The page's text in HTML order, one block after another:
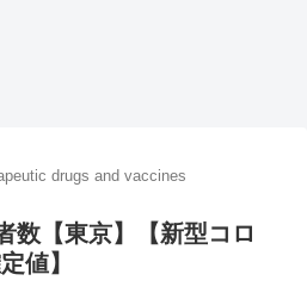
drugs and vaccines
数【東京】【新型コロ
値】